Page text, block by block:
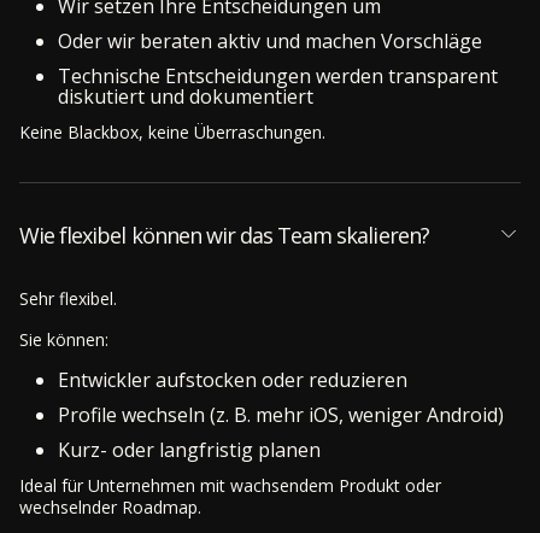
Wir setzen Ihre Entscheidungen um
Oder wir beraten aktiv und machen Vorschläge
Technische Entscheidungen werden transparent
diskutiert und dokumentiert
Keine Blackbox, keine Überraschungen.
Wie flexibel können wir das Team skalieren?
Sehr flexibel.
Sie können:
Entwickler aufstocken oder reduzieren
Profile wechseln (z. B. mehr iOS, weniger Android)
Kurz- oder langfristig planen
Ideal für Unternehmen mit wachsendem Produkt oder
wechselnder Roadmap.